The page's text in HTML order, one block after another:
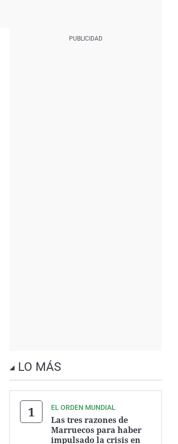
LO MÁS
EL ORDEN MUNDIAL
Las tres razones de
Marruecos para haber
impulsado la crisis en